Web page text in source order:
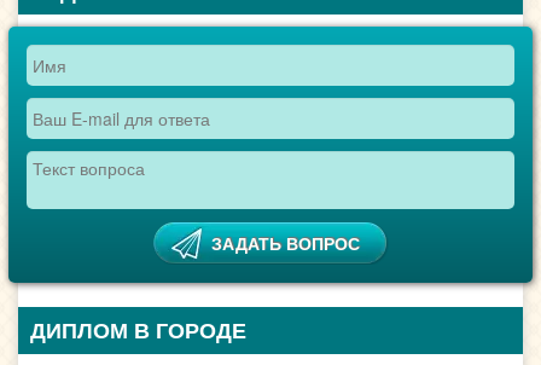
ДИПЛОМ В ГОРОДЕ